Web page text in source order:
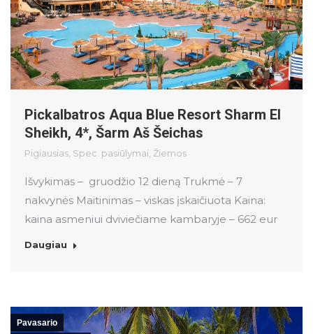
Pickalbatros Aqua Blue Resort Sharm El
Sheikh, 4*, Šarm Aš Šeichas
Pigiausias Spec. pasiūlymai Žiemos
Išvykimas – gruodžio 12 dieną Trukmė – 7
nakvynės Maitinimas – viskas įskaičiuota Kaina:
kaina asmeniui dviviečiame kambaryje – 662 eur
Daugiau
Pavasario